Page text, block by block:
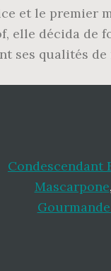
Condescendant
Mascarpone,